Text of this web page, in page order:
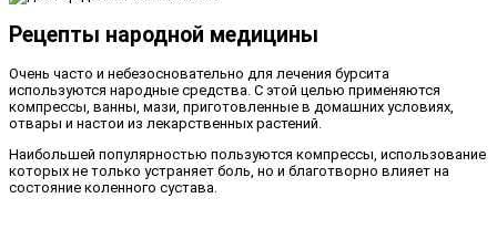
Рецепты народной медицины
Очень часто и небезосновательно для лечения бурсита
используются народные средства. С этой целью применяются
компрессы, ванны, мази, приготовленные в домашних условиях,
отвары и настои из лекарственных растений.
Наибольшей популярностью пользуются компрессы, использование
которых не только устраняет боль, но и благотворно влияет на
состояние коленного сустава.